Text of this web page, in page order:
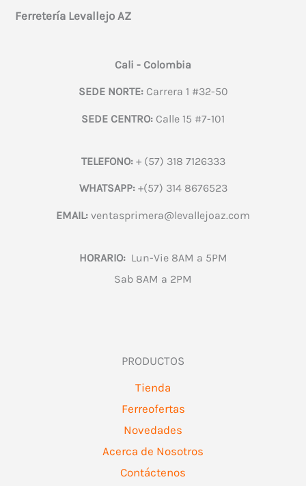
Ferretería Levallejo AZ
Cali - Colombia
SEDE NORTE:Carrera 1 #32-50
SEDE CENTRO: Calle 15 #7-101
TELEFONO:+ (57) 318 7126333
WHATSAPP:+(57) 314 8676523
EMAIL: ventasprimera@levallejoaz.com
HORARIO:Lun-Vie 8AM a 5PM
Sab 8AM a 2PM
PRODUCTOS
Tienda
Ferreofertas
Novedades
Acerca de Nosotros
Contáctenos